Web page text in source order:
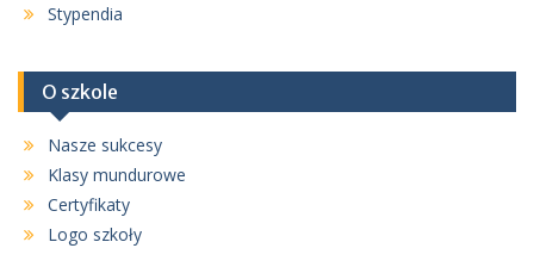
Stypendia
O szkole
Nasze sukcesy
Klasy mundurowe
Certyfikaty
Logo szkoły